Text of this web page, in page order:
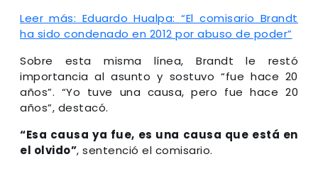
Leer más: Eduardo Hualpa: “El comisario Brandt
ha sido condenado en 2012 por abuso de poder”
Sobre esta misma línea, Brandt le restó
importancia al asunto y sostuvo “fue hace 20
años”. “Yo tuve una causa, pero fue hace 20
años”, destacó.
“Esa causa ya fue, es una causa que está en
el olvido”, sentenció el comisario.